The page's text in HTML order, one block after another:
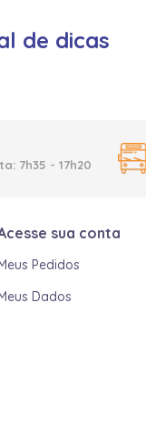
de dicas
7h35 - 17h20
sua conta
Pedidos
Dados